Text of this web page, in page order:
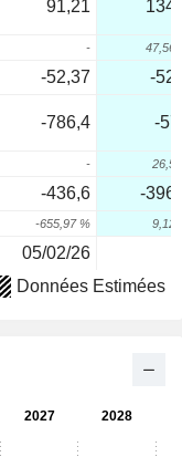
91,21
- 47,56
-52,37
-
-786,4 -
- 26,5
-436,6 -
-655,97 % 9,12
05/02/26
Données Estimées